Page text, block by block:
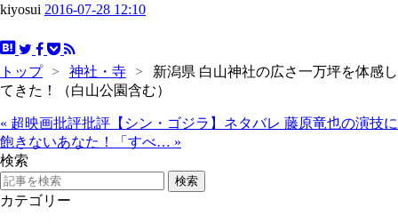
kiyosui 2016-07-28 12:10
トップ > 神社・寺 >
新潟県 白山神社の広さ一万坪を体感し
てきた！（白山公園含む）
« 超映画批評批評【シン・ゴジラ】ネタバレ 藤原竜也の演技に
飽きないあなた！「すべ… »
検索
カテゴリー